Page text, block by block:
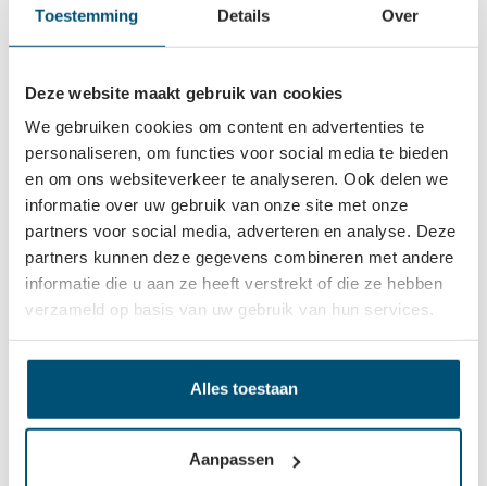
Toestemming Details Over
Deze website maakt gebruik van cookies
We gebruiken cookies om content en advertenties te
personaliseren, om functies voor social media te bieden
en om ons websiteverkeer te analyseren. Ook delen we
informatie over uw gebruik van onze site met onze
partners voor social media, adverteren en analyse. Deze
partners kunnen deze gegevens combineren met andere
informatie die u aan ze heeft verstrekt of die ze hebben
verzameld op basis van uw gebruik van hun services.
Alles toestaan
Aanpassen
Lengte 7100 mm
Hoogte 4000 mm
Beschrijving
Deze zware draagarmstelling enkelzijdig met afmetingen
4000x7100x1400 mm is ontwikkeld voor de opslag van
langgoed in magazi…Meer
Eigenschappen